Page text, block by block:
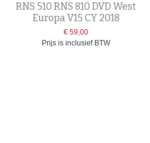
RNS 510 RNS 810 DVD West
Europa V15 CY 2018
€ 59,00
Prijs is inclusief BTW